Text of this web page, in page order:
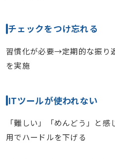
チェックをつけ忘れる
習慣化が必要→定期的な振り
を実施
ITツールが使われない
「難しい」「めんどう」と
用でハードルを下げる